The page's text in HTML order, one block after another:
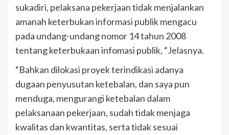
sukadiri, pelaksana pekerjaan tidak menjalankan
amanah keterbukan informasi publik mengacu
pada undang-undang nomor 14 tahun 2008
tentang keterbukaan infomasi publik, “Jelasnya.
“Bahkan dilokasi proyek terindikasi adanya
dugaan penyusutan ketebalan, dan saya pun
menduga, mengurangi ketebalan dalam
pelaksanaan pekerjaan, sudah tidak menjaga
kwalitas dan kwantitas, serta tidak sesuai